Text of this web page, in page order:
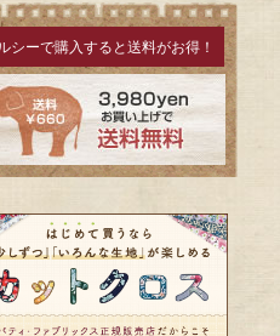
シーで購入すると送料がお得！